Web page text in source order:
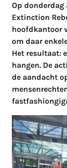
Op donderdag
Extinction
hoofdkantoor
om daar
Het resultaat:
hangen. De
de aandacht